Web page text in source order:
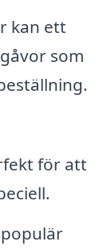
kan ett
som
för att